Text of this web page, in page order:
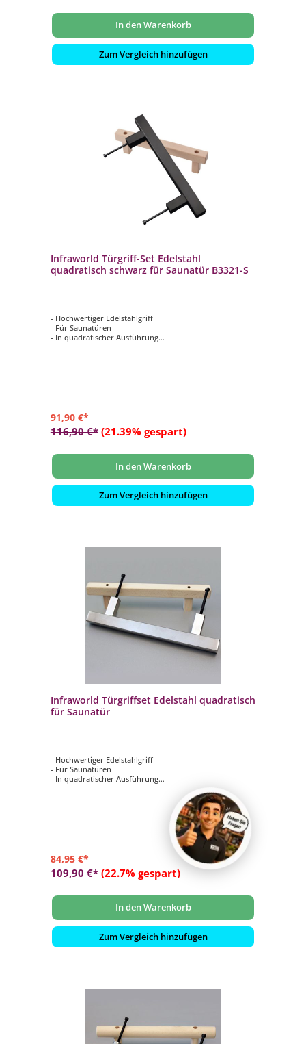
In den Warenkorb
Zum Vergleich hinzufügen
Infraworld Türgriff-Set Edelstahl
quadratisch schwarz für Saunatür B3321-S
- Hochwertiger Edelstahlgriff
- Für Saunatüren
- In quadratischer Ausführung
91,90 €*
116,90 €* (21.39% gespart)
In den Warenkorb
Zum Vergleich hinzufügen
Infraworld Türgriffset Edelstahl quadratisch
für Saunatür
- Hochwertiger Edelstahlgriff
- Für Saunatüren
- In quadratischer Ausführung
84,95 €*
109,90 €* (22.7% gespart)
In den Warenkorb
Zum Vergleich hinzufügen